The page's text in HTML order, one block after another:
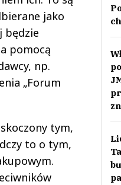
jako
będzie
pomocą
np.
„Forum
tym,
to o tym,